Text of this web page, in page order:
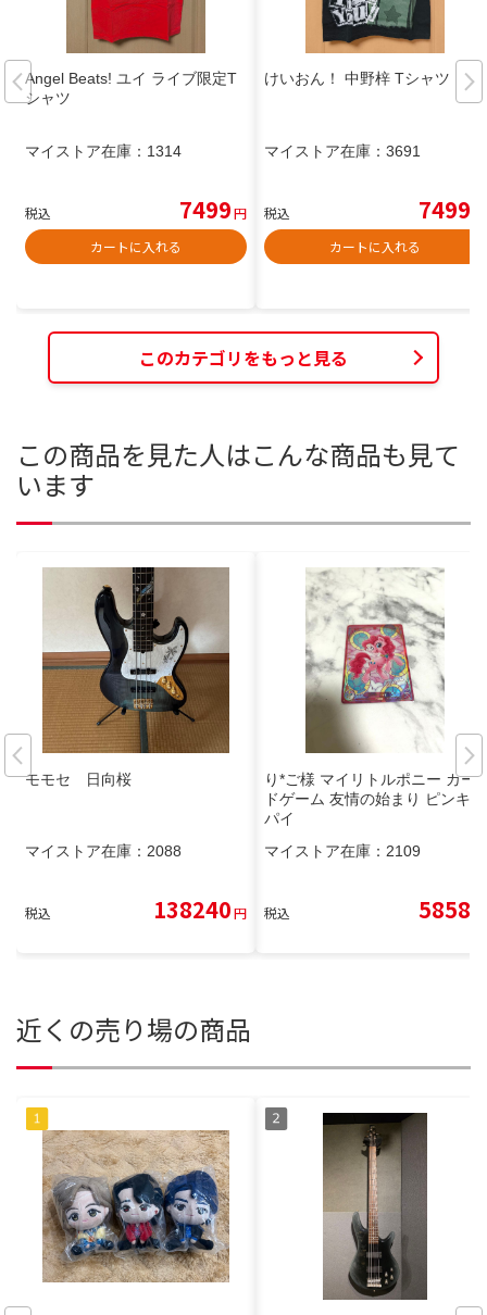
Angel Beats! ユイ ライブ限定T
シャツ
マイストア在庫： 1314
税込 7499円
カートに入れる
けいおん！ 中野梓 Tシャツ
マイストア在庫： 3691
税込 7499
カートに入れる
このカテゴリをもっと見る
この商品を見た人はこんな商品も見て
います
モモセ 日向桜
マイストア在庫： 2088
税込 138240円
り*ご様 マイリトルポニー カー
ドゲーム 友情の始まり ピンキー
パイ
マイストア在庫： 2109
税込 5858
近くの売り場の商品